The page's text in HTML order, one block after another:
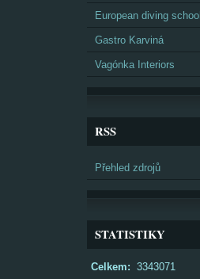
European diving school
Gastro Karviná
Vagónka Interiors
RSS
Přehled zdrojů
STATISTIKY
Celkem: 3343071